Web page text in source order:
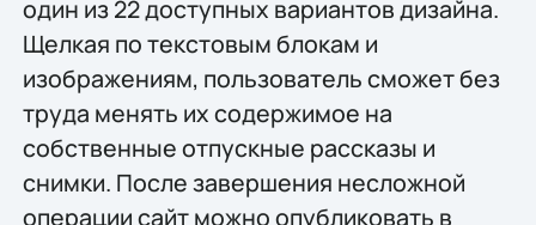
один из 22 доступных вариантов дизайна.
Щелкая по текстовым блокам и
изображениям, пользователь сможет без
труда менять их содержимое на
собственные отпускные рассказы и
снимки. После завершения несложной
операции сайт можно опубликовать в